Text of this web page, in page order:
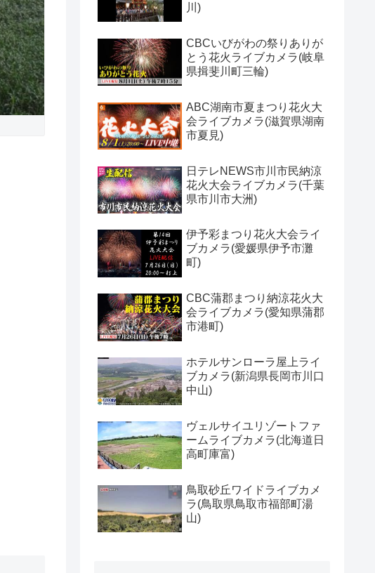
川)
CBCいびがわの祭りありが
とう花火ライブカメラ(岐阜
県揖斐川町三輪)
ABC湖南市夏まつり花火大
会ライブカメラ(滋賀県湖南
市夏見)
日テレNEWS市川市民納涼
花火大会ライブカメラ(千葉
県市川市大洲)
伊予彩まつり花火大会ライ
ブカメラ(愛媛県伊予市灘
町)
CBC蒲郡まつり納涼花火大
会ライブカメラ(愛知県蒲郡
市港町)
ホテルサンローラ屋上ライ
ブカメラ(新潟県長岡市川口
中山)
ヴェルサイユリゾートファ
ームライブカメラ(北海道日
高町庫富)
鳥取砂丘ワイドライブカメ
ラ(鳥取県鳥取市福部町湯
山)